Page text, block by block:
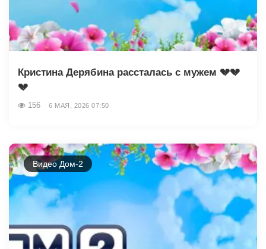
Кристина Дерябина рассталась с мужем 💔💔
💔
156 6 МАЯ, 2026 07:50
Видео Дом-2